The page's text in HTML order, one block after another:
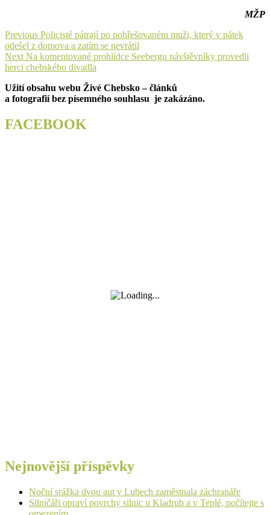
MŽP
Navigace
pro
příspěvek
Previous Previous
post:
Policisté pátrají po pohřešovaném muži, který v pátek
odešel z domova a zatím se nevrátil
Next Next
post:
Na komentované prohlídce Seebergu návštěvníky provedli
herci chebského divadla
Užití obsahu webu Živé Chebsko – článků
a fotografií bez písemného souhlasu je zakázáno.
FACEBOOK
Nejnovější příspěvky
Noční srážka dvou aut v Lubech zaměstnala záchranáře
Silničáři opraví povrchy silnic u Kladrub a v Teplé, počítejte s